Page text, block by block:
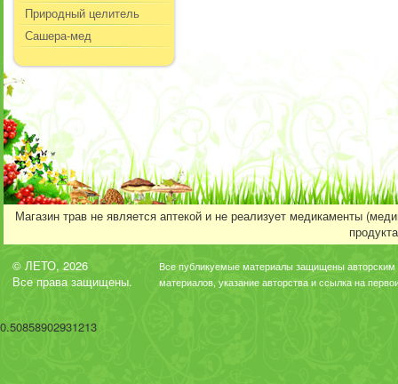
Природный целитель
Сашера-мед
Магазин трав не является аптекой и не реализует медикаменты
© ЛЕТО, 2026
Все права защищены.
Все публикуемые материалы защищены авторским
материалов, указание авторства и ссылка на
0.50858902931213